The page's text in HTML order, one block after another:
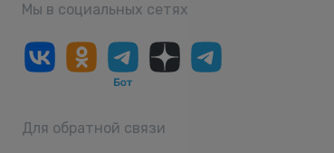
Мы в социальных сетях
Для обратной связи